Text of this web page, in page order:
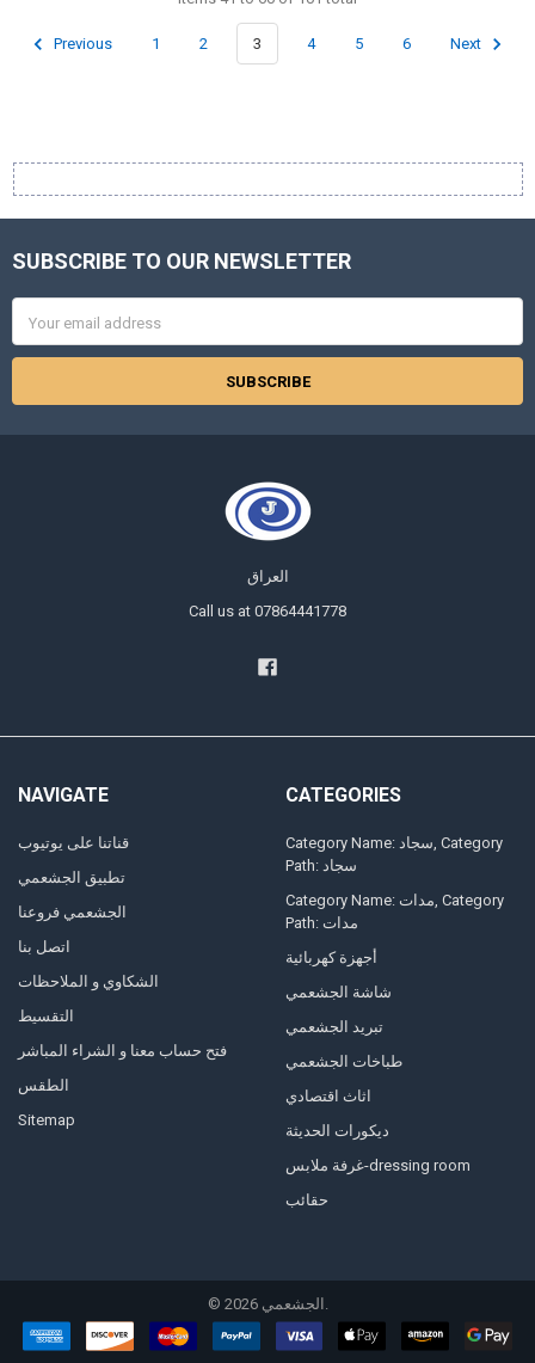
Previous 1 2 3 4 5 6 Next
Footer
SUBSCRIBE TO OUR NEWSLETTER
Address
العراق
Call us at 07864441778
NAVIGATE
قناتنا على يوتيوب
تطبيق الجشعمي
الجشعمي فروعنا
اتصل بنا
الشكاوي و الملاحظات
التقسيط
فتح حساب معنا و الشراء المباشر
الطقس
Sitemap
CATEGORIES
Category Name: سجاد, Category
Path: سجاد
Category Name: مدات, Category
Path: مدات
أجهزة كهربائية
شاشة الجشعمي
تبريد الجشعمي
طباخات الجشعمي
اثاث اقتصادي
ديكورات الحديثة
غرفة ملابس-dressing room
حقائب
© 2026 الجشعمي.